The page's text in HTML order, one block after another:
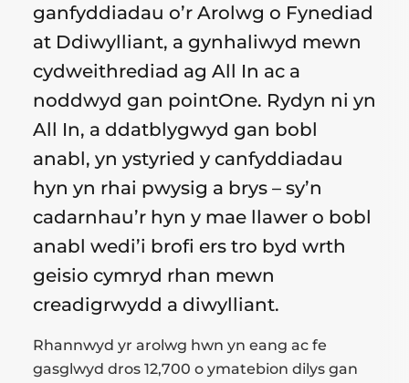
this
post
ganfyddiadau o’r Arolwg o Fynediad
at Ddiwylliant, a gynhaliwyd mewn
cydweithrediad ag All In ac a
noddwyd gan pointOne. Rydyn ni yn
All In, a ddatblygwyd gan bobl
anabl, yn ystyried y canfyddiadau
hyn yn rhai pwysig a brys – sy’n
cadarnhau’r hyn y mae llawer o bobl
anabl wedi’i brofi ers tro byd wrth
geisio cymryd rhan mewn
creadigrwydd a diwylliant.
Rhannwyd yr arolwg hwn yn eang ac fe
gasglwyd dros 12,700 o ymatebion dilys gan